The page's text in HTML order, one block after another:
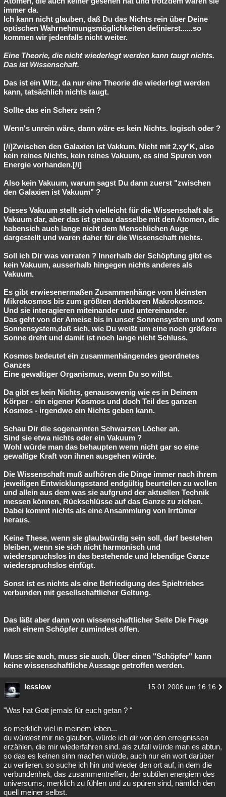
immer da.
Ich kann nicht glauben, daß Du das Nichts rein über Deine
optischen Wahrnehmungsmöglichkeiten definierst......so
kommen wir jedenfalls nicht weiter.
Eine Theorie, die nicht wiederlegt werden kann taugt nichts.
Das ist Wissenschaft.
Das ist ein Witz, da nur eine Theorie die wiederlegt werden
kann, tatsächlich nichts taugt.
Sollte das ein Scherz sein ?
Wenn's unrein wäre, dann wäre es kein Nichts. logisch oder ?
[/i]Zwischen den Galaxien ist Vakkum. Nicht mit 2,xy°K, also
kein reines Nichts, kein reines Vakuum, es sind Spuren von
Energie vorhanden.[/i]
Also kein Vakuum, warum sagst Du dann zuerst "zwischen
den Galaxien ist Vakuum" ?
Dieses Vakuum stellt sich vielleicht für die Wissenschaft als
Vakuum dar, aber das ist genau dasselbe mit den Atomen, die
habensich auch lange nicht dem Menschlichen Auge
dargestellt und waren daher für die Wissenschaft nichts.
Soll ich Dir was verraten ? Innerhalb der Schöpfung gibt es
kein Vakuum, ausserhalb hingegen nichts anderes als
Vakuum.
Es gibt erwiesenermaßen Zusammenhänge vom kleinsten
Mikrokosmos bis zum größten denkbaren Makrokosmos.
Und sie interagieren miteinander und untereinander.
Das geht von der Ameise bis in unser Sonnensystem und vom
Sonnensystem,daß sich, wie Du weißt um eine noch größere
Sonne dreht und damit ist noch lange nicht Schluss.
Kosmos bedeutet ein zusammenhängendes geordnetes
Ganzes
Eine gewaltiger Organismus, wenn Du so willst.
Da gibt es kein Nichts, genausowenig wie es in Deinem
Körper - ein eigener Kosmos und doch Teil des ganzen
Kosmos - irgendwo ein Nichts geben kann.
Schau Dir die sogenannten Schwarzen Löcher an.
Sind sie etwa nichts oder ein Vakuum ?
Wohl würde man das behaupten wenn nicht gar so eine
gewaltige Kraft von ihnen ausgehen würde.
Die Wissenschaft muß aufhören die Dinge immer nach ihrem
jeweiligen Entwicklungsstand endgültig beurteilen zu wollen
und allein aus dem was sie aufgrund der aktuellen Technik
messen können, Rückschlüsse auf das Ganze zu ziehen.
Dabei kommt nichts als eine Ansammlung von Irrtümer
heraus.
Keine These, wenn sie glaubwürdig sein soll, darf bestehen
bleiben, wenn sie sich nicht harmonisch und
wiederspruchslos in das bestehende und lebendige Ganze
wiederspruchslos einfügt.
Sonst ist es nichts als eine Befriedigung des Spieltriebes
verbunden mit gesellschaftlicher Geltung.
Das läßt aber dann von wissenschaftlicher Seite Die Frage
nach einem Schöpfer zumindest offen.
Muss sie auch, muss sie auch. Über einen "Schöpfer" kann
keine wissenschaftliche Aussage getroffen werden.
lesslow 15.01.2006 um 16:16
"Was hat Gott jemals für euch getan ? "
so merklich viel in meinem leben...
du würdest mir nie glauben, würde ich dir von den erreignissen
erzählen, die mir wiederfahren sind. als zufall würde man es abtun,
so das es keinen sinn machen würde, auch nur ein wort darüber
zu verlieren. so suche ich hin und wieder den ort auf, in dem die
verbundenheit, das zusammentreffen, der subtilen energiern des
universums, merklich zu fühlen und zu spüren sind, nämlich den
quell meiner selbst.